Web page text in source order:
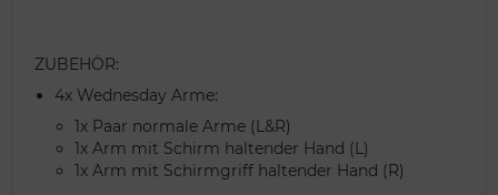
ZUBEHÖR:
4x Wednesday Arme:
1x Paar normale Arme (L&R)
1x Arm mit Schirm haltender Hand (L)
1x Arm mit Schirmgriff haltender Hand (R)